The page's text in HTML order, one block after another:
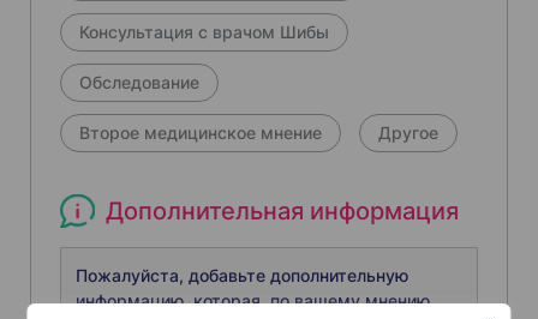
Консультация с врачом Шибы
Обследование
Второе медицинское мнение Другое
Дополнительная информация